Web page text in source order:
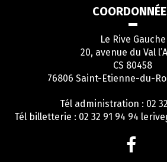
Le Rive Gauche
20, avenue du Val
CS 80458
76806 Saint-Etienne-du-
Tél administration : 02
Tél billetterie : 02 32 91 94 94